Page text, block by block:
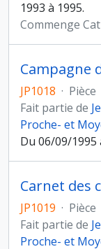
1993 à 1995.
Commenge
Campagne
JP1018 · Pièce
Fait partie de
Proche- et
Du 06/09/1995
Carnet des
JP1019 · Pièce
Fait partie de
Proche- et